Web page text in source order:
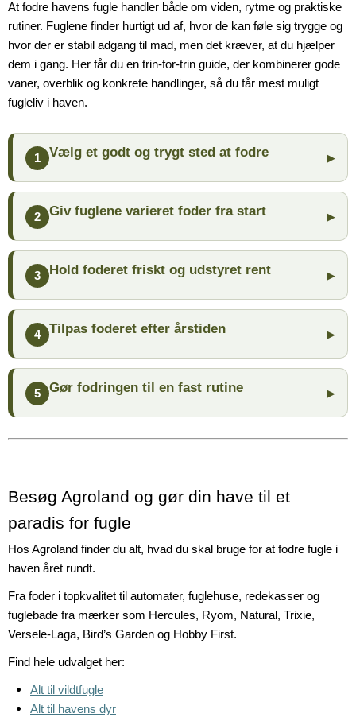
At fodre havens fugle handler både om viden, rytme og praktiske
rutiner. Fuglene finder hurtigt ud af, hvor de kan føle sig trygge og
hvor der er stabil adgang til mad, men det kræver, at du hjælper
dem i gang. Her får du en trin-for-trin guide, der kombinerer gode
vaner, overblik og konkrete handlinger, så du får mest muligt
fugleliv i haven.
1 Vælg et godt og trygt sted at fodre
2 Giv fuglene varieret foder fra start
3 Hold foderet friskt og udstyret rent
4 Tilpas foderet efter årstiden
5 Gør fodringen til en fast rutine
Besøg Agroland og gør din have til et
paradis for fugle
Hos Agroland finder du alt, hvad du skal bruge for at fodre fugle i
haven året rundt.
Fra foder i topkvalitet til automater, fuglehuse, redekasser og
fuglebade fra mærker som Hercules, Ryom, Natural, Trixie,
Versele-Laga, Bird’s Garden og Hobby First.
Find hele udvalget her:
Alt til vildtfugle
Alt til havens dyr